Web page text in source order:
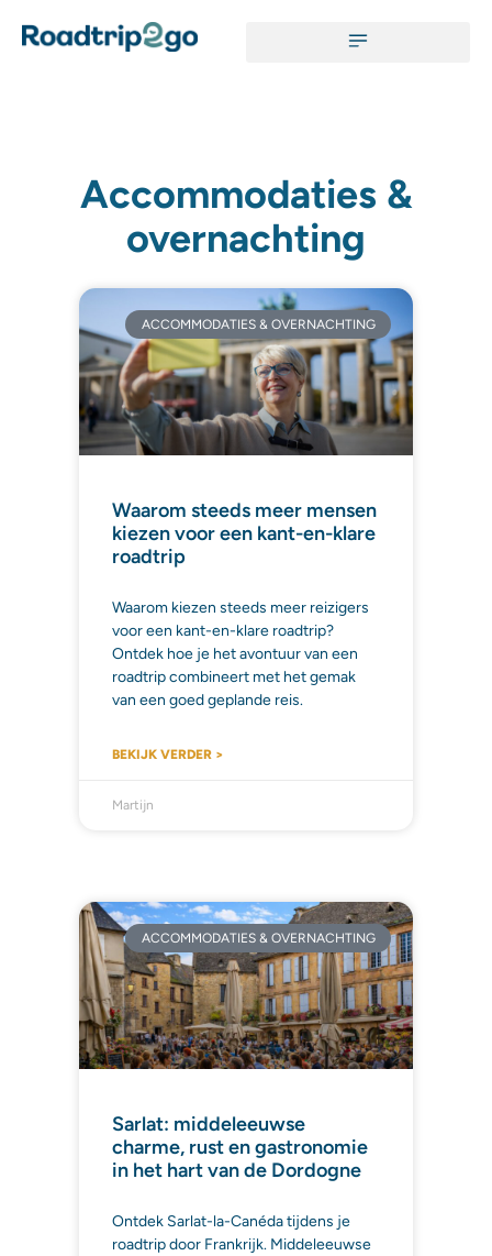
Accommodaties &
overnachting
ACCOMMODATIES & OVERNACHTING
Waarom steeds meer mensen
kiezen voor een kant-en-klare
roadtrip
Waarom kiezen steeds meer reizigers
voor een kant-en-klare roadtrip?
Ontdek hoe je het avontuur van een
roadtrip combineert met het gemak
van een goed geplande reis.
BEKIJK VERDER >
Martijn
ACCOMMODATIES & OVERNACHTING
Sarlat: middeleeuwse
charme, rust en gastronomie
in het hart van de Dordogne
Ontdek Sarlat-la-Canéda tijdens je
roadtrip door Frankrijk. Middeleeuwse